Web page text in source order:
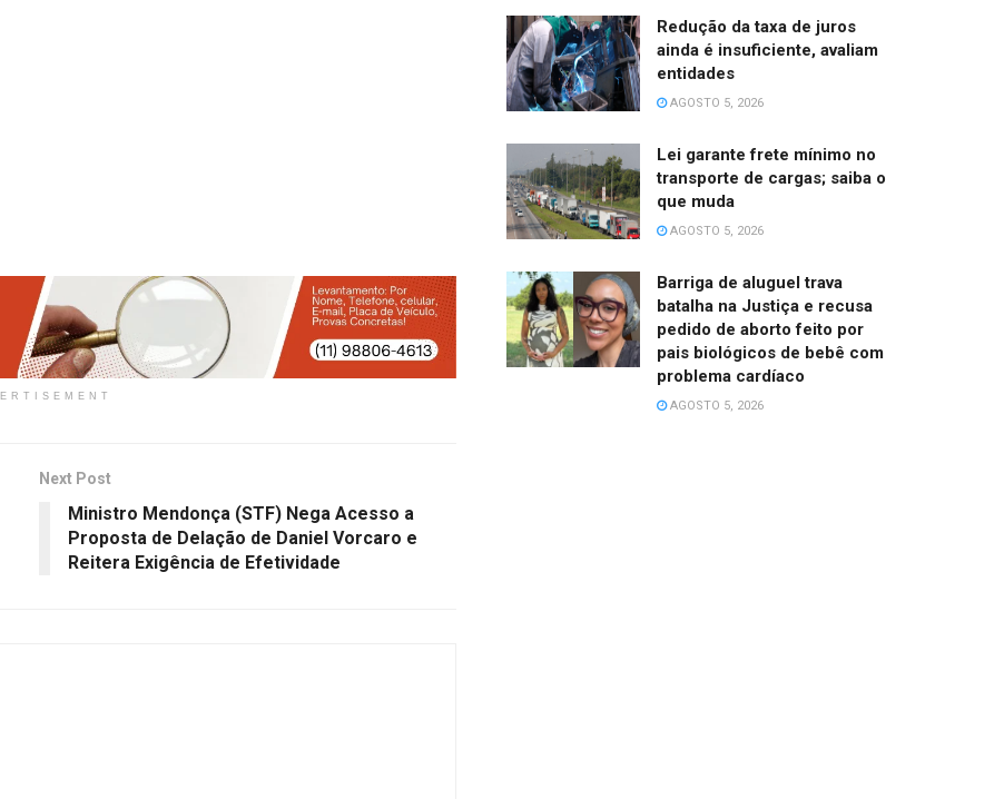
Next Post
Ministro Mendonça (STF) Nega Acesso a
Proposta de Delação de Daniel Vorcaro e
Reitera Exigência de Efetividade
Redução da taxa de juros
ainda é insuficiente, avaliam
entidades
AGOSTO 5, 2026
Lei garante frete mínimo no
transporte de cargas; saiba o
que muda
AGOSTO 5, 2026
Barriga de aluguel trava
batalha na Justiça e recusa
pedido de aborto feito por
pais biológicos de bebê com
problema cardíaco
AGOSTO 5, 2026